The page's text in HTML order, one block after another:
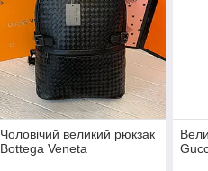
Чоловічий великий рюкзак
Bottega Veneta